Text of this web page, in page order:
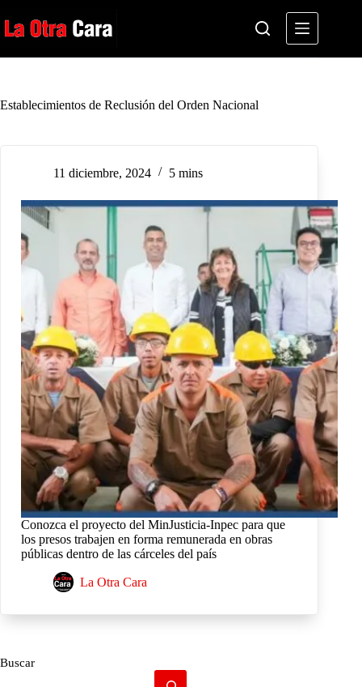
al
contenido
Establecimientos de Reclusión del Orden Nacional
11 diciembre, 2024 5 mins
Conozca el proyecto del MinJusticia-Inpec para que
los presos trabajen en forma remunerada en obras
públicas dentro de las cárceles del país
La Otra Cara
Buscar